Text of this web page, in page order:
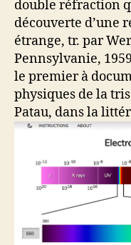
double réfraction
découverte d’une
étrange, tr. par
Pennsylvanie,
le premier à
physiques de la
Patau, dans la